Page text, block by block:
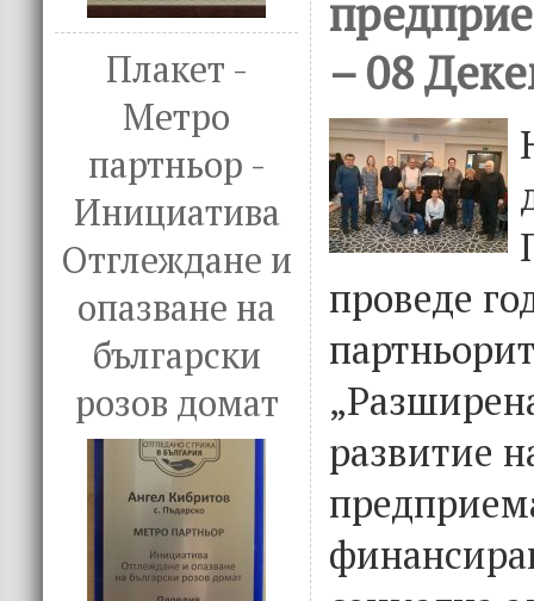
Плакет -
Метро
партньор -
Инициатива
Отглеждане и
опазване на
български
розов домат
– 08
проведе
развитие